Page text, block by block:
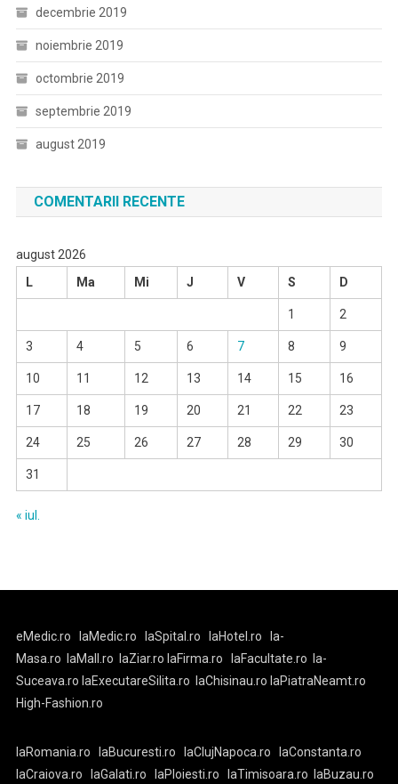
decembrie 2019
noiembrie 2019
octombrie 2019
septembrie 2019
august 2019
COMENTARII RECENTE
august 2026
L
Ma Mi J V S D
1 2
3 4 5 6 7 8 9
10 11 12 13 14 15 16
17 18 19 20 21 22 23
24 25 26 27 28 29 30
31
« iul.
eMedic.ro laMedic.ro laSpital.ro laHotel.ro
la-
Masa.ro
laMall.ro laZiar.ro laFirma.ro laFacultate.ro
la-
Suceava.ro laExecutareSilita.ro laChisinau.ro laPiatraNeamt.ro
High-Fashion.ro
laRomania.ro laBucuresti.ro laClujNapoca.ro
laConstanta.ro
laCraiova.ro
laGalati.ro laPloiesti.ro laTimisoara.ro laBuzau.ro